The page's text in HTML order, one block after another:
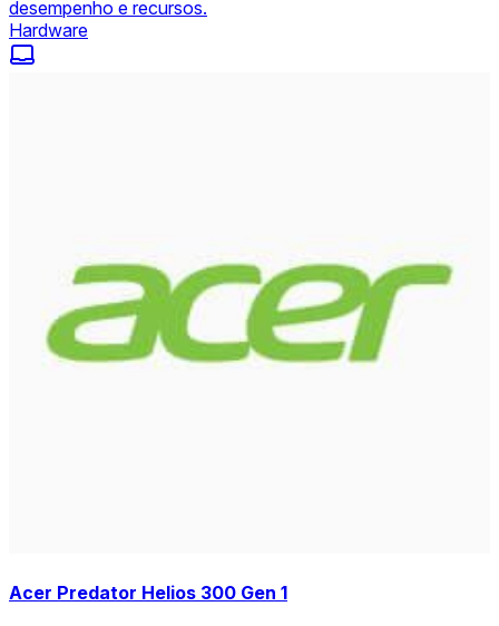
desempenho e recursos.
Hardware
Acer Predator Helios 300 Gen 1